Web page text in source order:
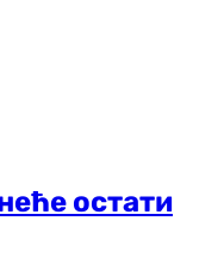
остати